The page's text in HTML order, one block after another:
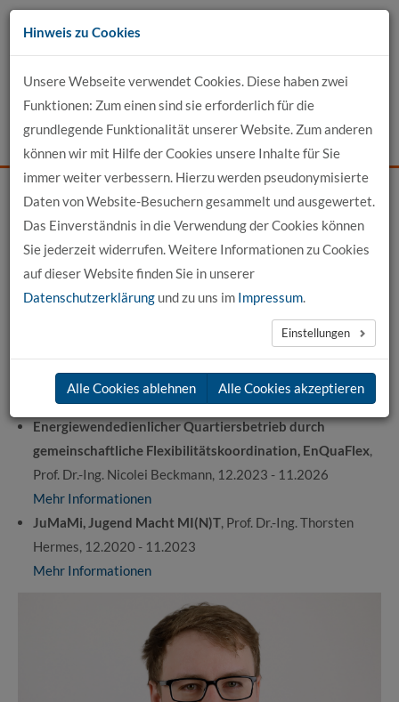
Zum
Inhalt
Events News Login Suche
Kontakt
Startseite Profil-Detailansicht
Profilansicht
Projekte
Projekte/Forschungsprojekte
Energiewendedienlicher Quartiersbetrieb durch
gemeinschaftliche Flexibilitätskoordination, EnQuaFlex,
Prof. Dr.-Ing. Nicolei Beckmann, 12.2023 - 11.2026
Mehr Informationen
JuMaMi, Jugend Macht MI(N)T, Prof. Dr.-Ing. Thorsten
Hermes, 12.2020 - 11.2023
Mehr Informationen
Hinweis zu Cookies
Unsere Webseite verwendet Cookies. Diese haben zwei
Funktionen: Zum einen sind sie erforderlich für die
grundlegende Funktionalität unserer Website. Zum anderen
können wir mit Hilfe der Cookies unsere Inhalte für Sie
immer weiter verbessern. Hierzu werden pseudonymisierte
Daten von Website-Besuchern gesammelt und ausgewertet.
Das Einverständnis in die Verwendung der Cookies können
Sie jederzeit widerrufen. Weitere Informationen zu Cookies
auf dieser Website finden Sie in unserer
Datenschutzerklärung und zu uns im Impressum.
Einstellungen
Alle Cookies ablehnen Alle Cookies akzeptieren